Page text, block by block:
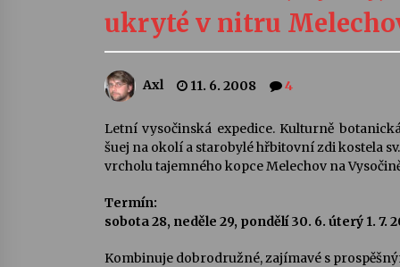
Quijotova šedesátka: 28. 7.–1. 8.
28. 7. 2026
Letní koncerty ve Stromovce: Rufus
Miller
22. 7. 2026
Želivě ožije odkaz Josefa Čapka
ukryté v nitru
Axl 11. 6. 2008 4
Letní vysočinská expedice. Kulturně
šuej na okolí a starobylé hřbitovní zdi kostela
vrcholu tajemného kopce Melechov na
Termín:
sobota 28, neděle 29, pondělí 30. 6. úterý 1. 7.
Kombinuje dobrodružné, zajímavé s